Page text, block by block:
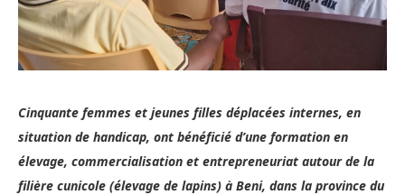
Cinquante femmes et jeunes filles déplacées internes, en
situation de handicap, ont bénéficié d’une formation en
élevage, commercialisation et entrepreneuriat autour de la
filière cunicole (élevage de lapins) à Beni, dans la province du